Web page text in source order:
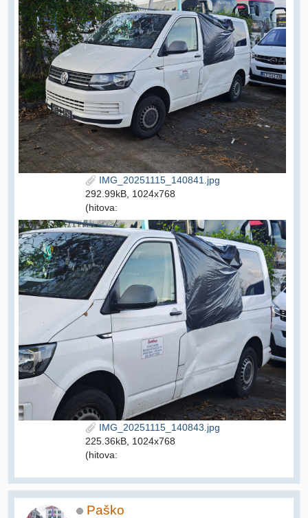
IMG_20251115_140841.jpg
292.99kB, 1024x768
(hitova:
IMG_20251115_140843.jpg
225.36kB, 1024x768
(hitova:
Paško